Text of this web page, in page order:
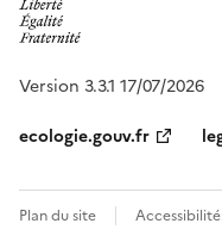
Version 3.3.1 17/07/2026
ecologie.gouv.fr
Plan du site